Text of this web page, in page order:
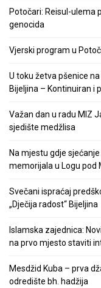
Potočari: Reisul-ulema
genocida
Vjerski program u
U toku žetva pšenice
Bijeljina – Kontinuiran i
Važan dan u radu MIZ
sjedište medžlisa
Na mjestu gdje
memorijala u Logu pod
Svečani ispraćaj
„Dječija radost“ Bijeljina
Islamska zajednica:
na prvo mjesto staviti
Mesdžid Kuba – prva
odredište bh. hadžija